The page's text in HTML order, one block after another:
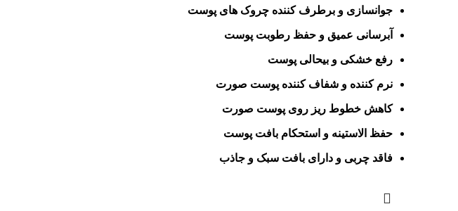
price
85,000 تومان.
price
is:
59,000 تومان.
جوانسازی و برطرف کننده چروک های پوست
آبرسانی عمیق و حفظ رطوبت پوست
رفع خشکی و بیحالی پوست
نرم کننده و شفاف کننده پوست صورت
کاهش خطوط ریز روی پوست صورت
حفظ الاستینه و استحکام بافت پوست
فاقد چربی و دارای بافت سبک و جاذب